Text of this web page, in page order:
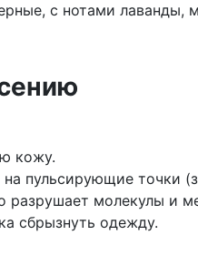
с нотами лаванды,
кожу.
на пульсирующие точки
разрушает молекулы и
сбрызнуть одежду.